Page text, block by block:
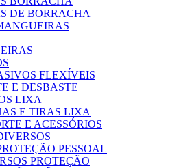
DE BORRACHA
FLEXÍVEIS
E DESBASTE
LIXA
E TIRAS LIXA
E ACESSÓRIOS
PESSOAL
PROTEÇÃO